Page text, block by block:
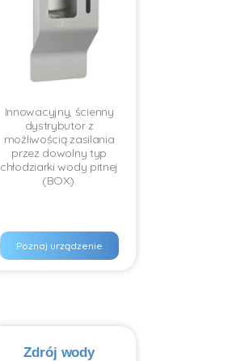
Innowacyjny, ścienny
dystrybutor z
możliwością zasilania
przez dowolny typ
chłodziarki wody pitnej
(BOX).
Poznaj urządzenie
Zdrój wody